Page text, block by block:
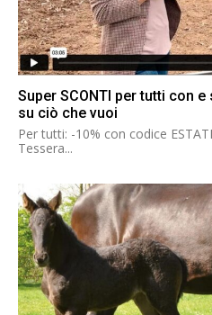
Super SCONTI per tutti con
su ciò che vuoi
Per tutti: -10% con codice
Tessera...